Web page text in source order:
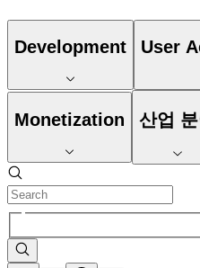
Development User
Monetization 산업